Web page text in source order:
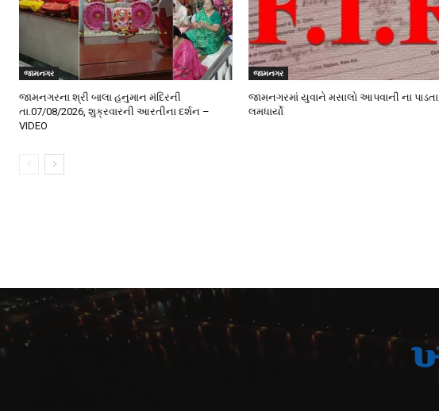
જામનગર
જામનગરના શ્રી બાલા હનુમાન મંદિરની
તા.07/08/2026, શુક્રવારની આરતીના દર્શન –
VIDEO
જામનગર
જામનગરમાં યુવાને મસાલો આપવાની ના પાડતા
લમધાર્યો